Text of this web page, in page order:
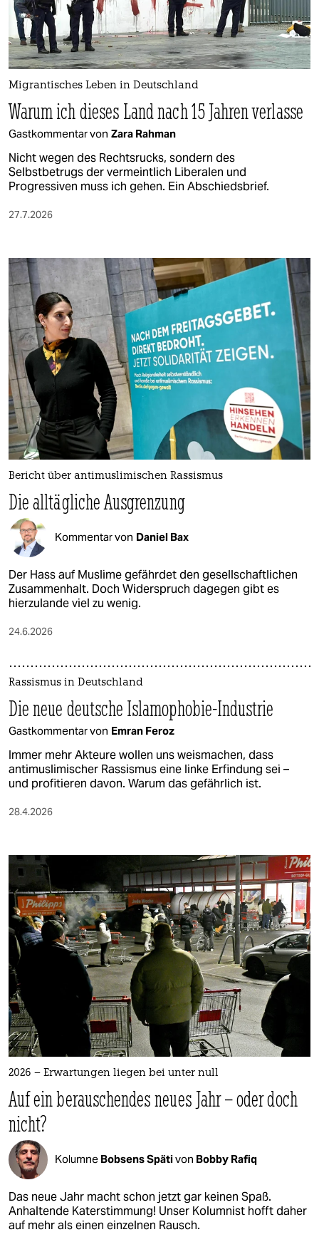
nord
wahrheit
verlag
verlag
veranstaltungen
shop
fragen & hilfe
abo
genossenschaft
epaper login
Migrantisches Leben in Deutschland
Warum ich dieses Land nach 15 Jahren verlasse
Gastkommentar von Zara Rahman
Nicht wegen des Rechtsrucks, sondern des
Selbstbetrugs der vermeintlich Liberalen und
Progressiven muss ich gehen. Ein Abschiedsbrief.
27.7.2026
Bericht über antimuslimischen Rassismus
Die alltägliche Ausgrenzung
Kommentar von Daniel Bax
Der Hass auf Muslime gefährdet den gesellschaftlichen
Zusammenhalt. Doch Widerspruch dagegen gibt es
hierzulande viel zu wenig.
24.6.2026
Rassismus in Deutschland
Die neue deutsche Islamophobie-Industrie
Gastkommentar von Emran Feroz
Immer mehr Akteure wollen uns weismachen, dass
antimuslimischer Rassismus eine linke Erfindung sei –
und profitieren davon. Warum das gefährlich ist.
28.4.2026
2026 – Erwartungen liegen bei unter null
Auf ein be­rausch­endes neues Jahr – oder doch
nicht?
Kolumne Bobsens Spätivon Bobby Rafiq
Das neue Jahr macht schon jetzt gar keinen Spaß.
Anhaltende Katerstimmung! Unser Kolumnist hofft daher
auf mehr als einen einzelnen Rausch.